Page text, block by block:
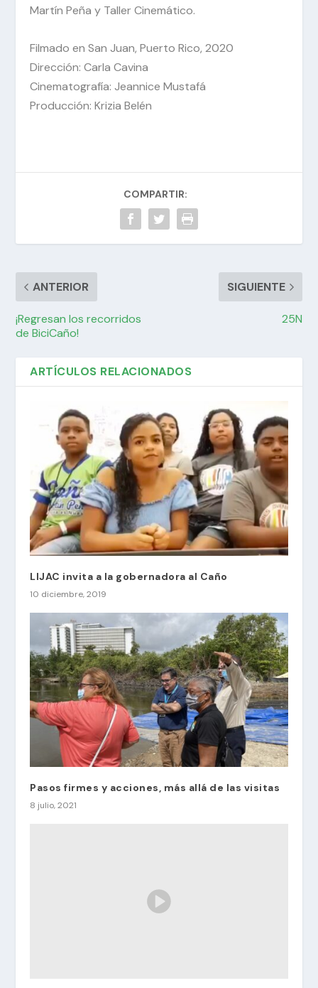
Martín Peña y Taller Cinemático.
Filmado en San Juan, Puerto Rico, 2020
Dirección: Carla Cavina
Cinematografía: Jeannice Mustafá
Producción: Krizia Belén
COMPARTIR:
ANTERIOR
¡Regresan los recorridos
de BiciCaño!
SIGUIENTE
25N
ARTÍCULOS RELACIONADOS
LIJAC invita a la gobernadora al Caño
10 diciembre, 2019
Pasos firmes y acciones, más allá de las visitas
8 julio, 2021